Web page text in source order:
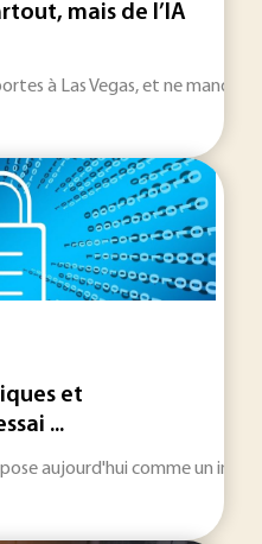
mais de l’IA
à Las Vegas, et ne
et
...
aujourd'hui comme un